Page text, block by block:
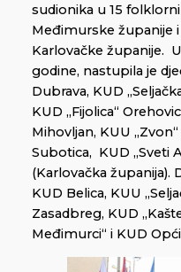
sudionika u 15
Međimurske županije
Karlovačke županije.
godine, nastupila je
Dubrava, KUD
KUD „Fijolica“
Mihovljan, KUU
Subotica, KUD „Sveti
(Karlovačka županija).
KUD Belica, KUU
Zasadbreg, KUD
Međimurci“ i KUD